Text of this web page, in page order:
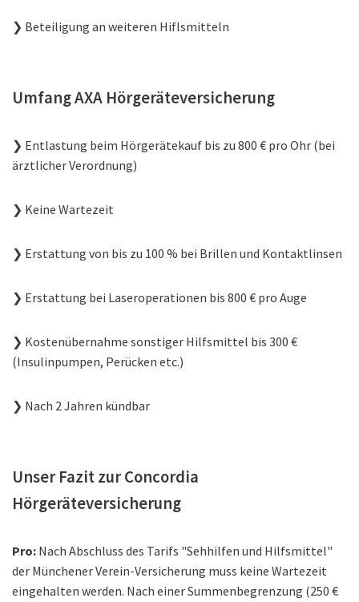
❯ Beteiligung an weiteren Hiflsmitteln
Umfang AXA Hörgeräteversicherung
❯ Entlastung beim Hörgerätekauf bis zu 800 € pro Ohr (bei
ärztlicher Verordnung)
❯ Keine Wartezeit
❯ Erstattung von bis zu 100 % bei Brillen und Kontaktlinsen
❯ Erstattung bei Laseroperationen bis 800 € pro Auge
❯ Kostenübernahme sonstiger Hilfsmittel bis 300 €
(Insulinpumpen, Perücken etc.)
❯ Nach 2 Jahren kündbar
Unser Fazit zur Concordia
Hörgeräteversicherung
Pro: Nach Abschluss des Tarifs "Sehhilfen und Hilfsmittel"
der Münchener Verein-Versicherung muss keine Wartezeit
eingehalten werden. Nach einer Summenbegrenzung (250 €